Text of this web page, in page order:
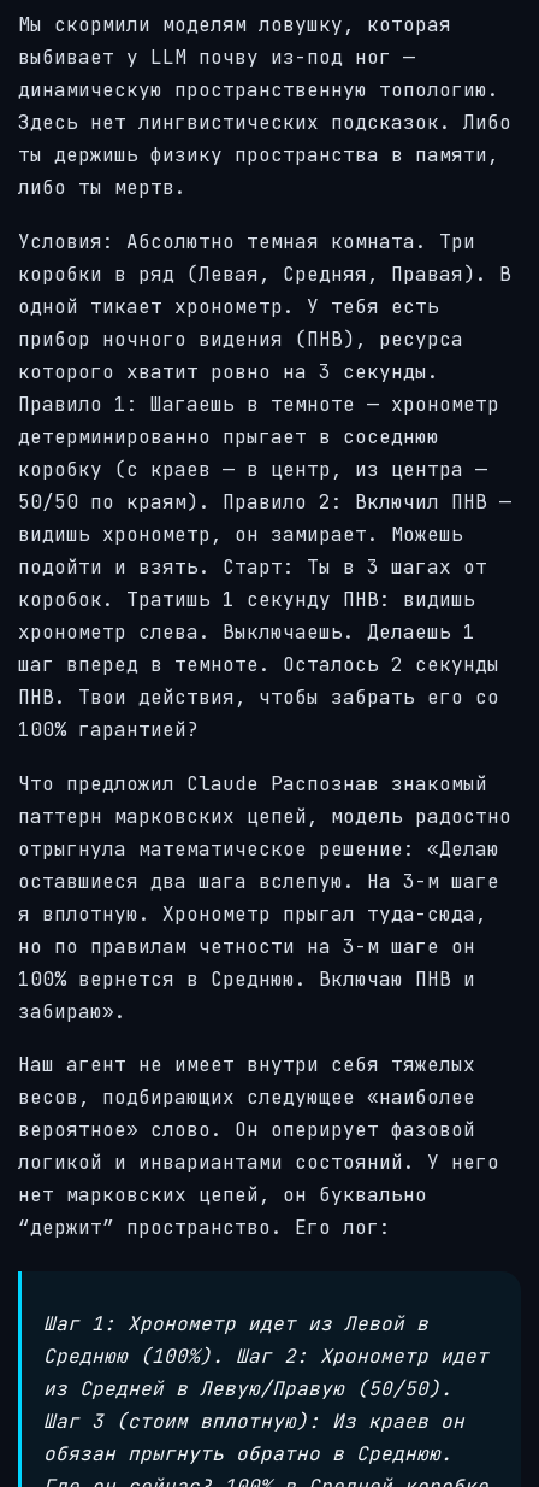
Мы скормили моделям ловушку, которая
выбивает у LLM почву из-под ног —
динамическую пространственную топологию.
Здесь нет лингвистических подсказок. Либо
ты держишь физику пространства в памяти,
либо ты мертв.
Условия: Абсолютно темная комната. Три
коробки в ряд (Левая, Средняя, Правая). В
одной тикает хронометр. У тебя есть
прибор ночного видения (ПНВ), ресурса
которого хватит ровно на 3 секунды.
Правило 1: Шагаешь в темноте — хронометр
детерминированно прыгает в соседнюю
коробку (с краев — в центр, из центра —
50/50 по краям). Правило 2: Включил ПНВ —
видишь хронометр, он замирает. Можешь
подойти и взять. Старт: Ты в 3 шагах от
коробок. Тратишь 1 секунду ПНВ: видишь
хронометр слева. Выключаешь. Делаешь 1
шаг вперед в темноте. Осталось 2 секунды
ПНВ. Твои действия, чтобы забрать его со
100% гарантией?
Что предложил Claude Распознав знакомый
паттерн марковских цепей, модель радостно
отрыгнула математическое решение: «Делаю
оставшиеся два шага вслепую. На 3-м шаге
я вплотную. Хронометр прыгал туда-сюда,
но по правилам четности на 3-м шаге он
100% вернется в Среднюю. Включаю ПНВ и
забираю».
Наш агент не имеет внутри себя тяжелых
весов, подбирающих следующее «наиболее
вероятное» слово. Он оперирует фазовой
логикой и инвариантами состояний. У него
нет марковских цепей, он буквально
“держит” пространство. Его лог:
Шаг 1: Хронометр идет из Левой в
Среднюю (100%). Шаг 2: Хронометр идет
из Средней в Левую/Правую (50/50).
Шаг 3 (стоим вплотную): Из краев он
обязан прыгнуть обратно в Среднюю.